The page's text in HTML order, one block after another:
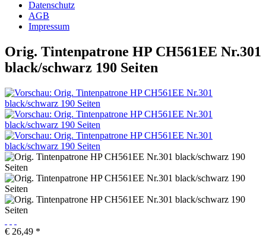
Datenschutz
AGB
Impressum
Orig. Tintenpatrone HP CH561EE Nr.301
black/schwarz 190 Seiten
€ 26,49 *